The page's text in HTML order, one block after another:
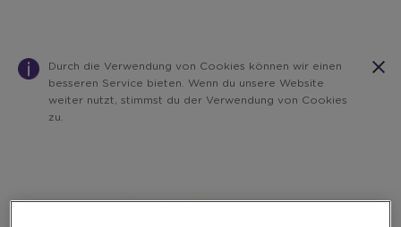
Durch die Verwendung von Cookies können wir einen
besseren Service bieten. Wenn du unsere Website
weiter nutzt, stimmst du der Verwendung von Cookies
zu.